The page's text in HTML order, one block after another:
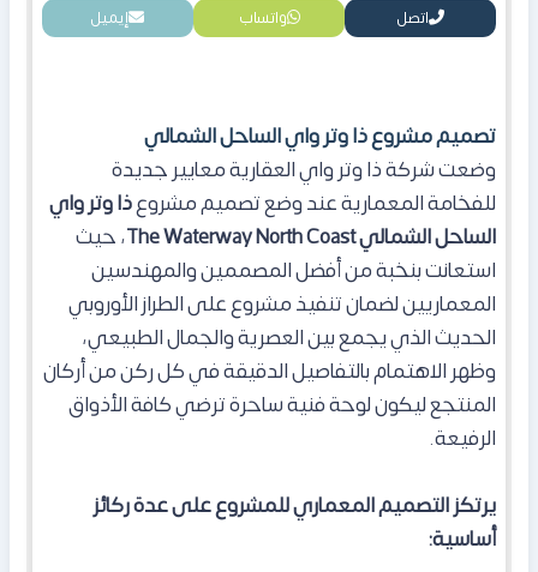
اتصل واتساب إيميل
تصميم مشروع ذا وتر واي الساحل الشمالي
وضعت شركة ذا وتر واي العقارية معايير جديدة
للفخامة المعمارية عند وضع تصميم مشروعذا وتر واي
الساحل الشمالي The Waterway North Coast
، حيث
استعانت بنخبة من أفضل المصممين والمهندسين
المعماريين لضمان تنفيذ مشروع على الطراز الأوروبي
الحديث الذي يجمع بين العصرية والجمال الطبيعي،
وظهر الاهتمام بالتفاصيل الدقيقة في كل ركن من أركان
المنتجع ليكون لوحة فنية ساحرة ترضي كافة الأذواق
الرفيعة.
يرتكز التصميم المعماري للمشروع على عدة ركائز
أساسية: